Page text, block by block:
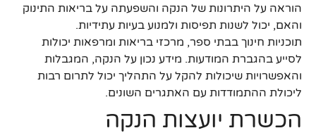
הוראה על היתרונות של הנקה והשפעתה על בריאות התינוק
והאם, יכול לשנות תפיסות ולמנוע בעיות עתידיות.
תוכניות חינוך בבתי ספר, מרכזי בריאות ומרפאות יכולות
לסייע בהגברת המודעות. מידע נכון על הנקה, המגבלות
והאפשרויות שיכולות להקל על התהליך יכול לתרום רבות
ליכולת ההתמודדות עם האתגרים השונים.
הכשרת יועצות הנקה